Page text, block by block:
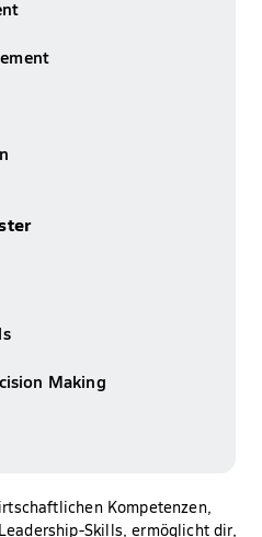
Making
Kompetenzen,
Skills, ermöglicht dir,